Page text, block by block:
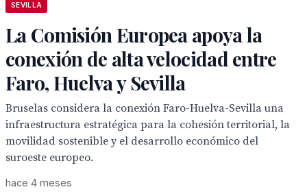
SEVILLA
La Comisión Europea apoya la
conexión de alta velocidad entre
Faro, Huelva y Sevilla
Bruselas considera la conexión Faro-Huelva-Sevilla una
infraestructura estratégica para la cohesión territorial, la
movilidad sostenible y el desarrollo económico del
suroeste europeo.
hace 4 meses